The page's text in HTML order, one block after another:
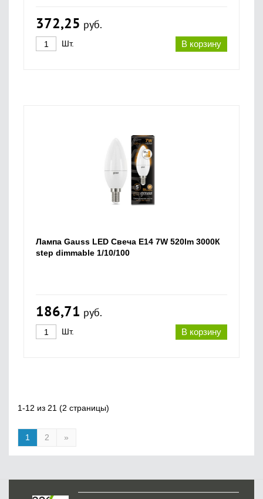
372,25 руб.
В корзину
Шт.
Лампа Gauss LED Свеча E14 7W 520lm 3000К
step dimmable 1/10/100
186,71 руб.
В корзину
Шт.
1-12 из 21 (2 страницы)
1 2 »